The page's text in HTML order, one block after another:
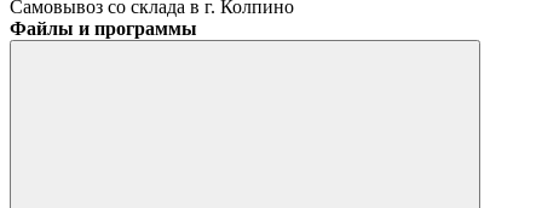
Самовывоз со склада в г. Колпино
Файлы и программы